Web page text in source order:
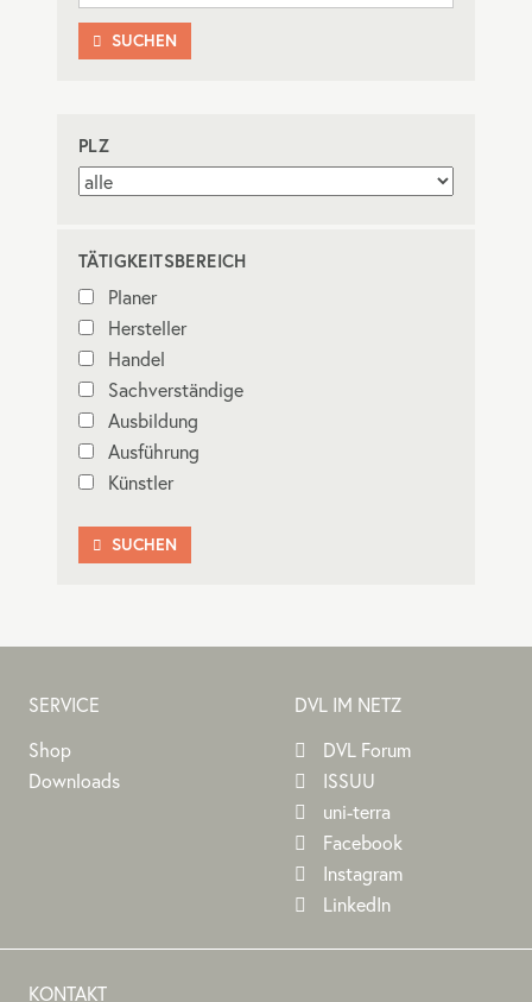
 SUCHEN
PLZ
TÄTIGKEITSBEREICH
Planer
Hersteller
Handel
Sachverständige
Ausbildung
Ausführung
Künstler
 SUCHEN
SERVICE
Shop
Downloads
DVL IM NETZ
DVL Forum
ISSUU
uni-terra
Facebook
Instagram
LinkedIn
KONTAKT